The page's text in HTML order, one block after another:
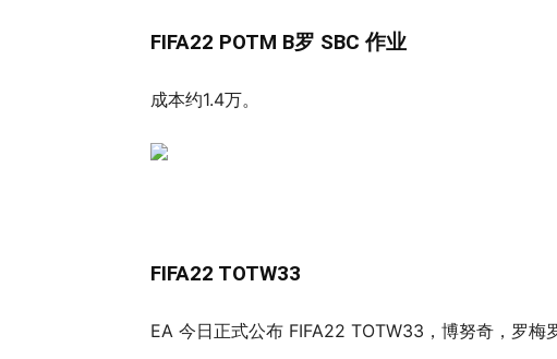
FIFA22 POTM B罗 SBC 作业
成本约1.4万。
FIFA22 TOTW33
EA 今日正式公布 FIFA22 TOTW33，博努奇，罗梅